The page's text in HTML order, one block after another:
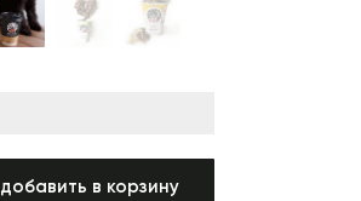
добавить в корзину